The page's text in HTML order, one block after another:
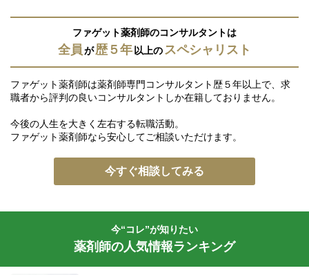
ファゲット薬剤師のコンサルタントは
全員が歴５年 以上の スペシャリスト
ファゲット薬剤師は薬剤師専門コンサルタント歴５年以上で、求
職者から評判の良いコンサルタントしか在籍しておりません。
今後の人生を大きく左右する転職活動。
ファゲット薬剤師なら安心してご相談いただけます。
今すぐ相談してみる
今“コレ”が知りたい
薬剤師の人気情報ランキング